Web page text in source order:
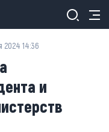
2024 14:36
и